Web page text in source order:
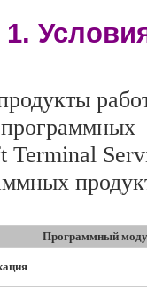
1.
Terminal
Программный